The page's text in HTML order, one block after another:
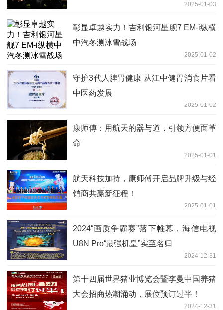
2025-01-03
彰显卓越实力！吉利银河星舰7 EM-i纵横
中汽冬测冰雪战场
2025-01-02
守护3代人脾胃健康 从江中健胃消食片看
中医药发展
2025-01-02
康师傅：用航天的器与道，引领方便面革
命
2025-01-01
航天科技加持，康师傅开启品牌升级与经
销商共赢新征程！
2025-01-01
2024“画质争霸赛”落下帷幕，海信电视
U8N Pro“最强机皇”实至名归
2024-12-31
第十四届世界猪业博览会暨李曼中国养猪
大会招商热潮涌动，展位预订过半！
2024-12-31